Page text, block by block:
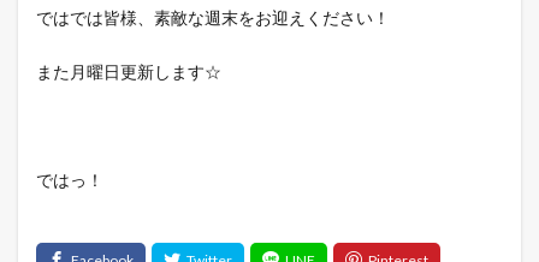
ではでは皆様、素敵な週末をお迎えください！
また月曜日更新します☆
ではっ！